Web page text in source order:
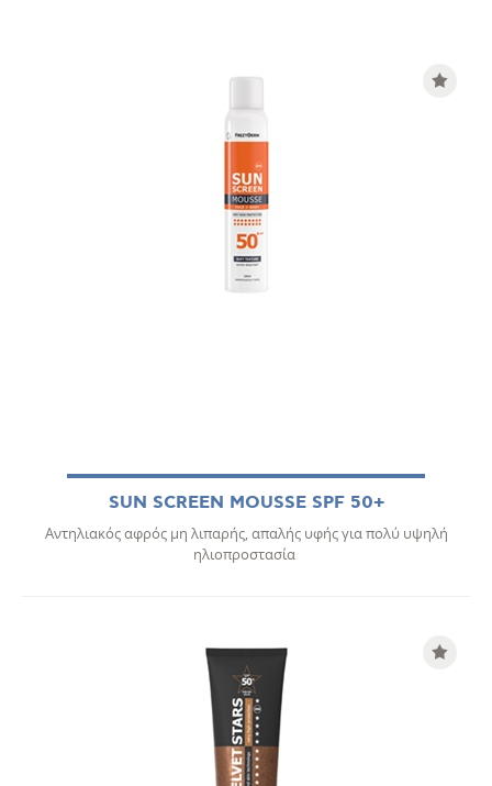
SUN SCREEN MOUSSE SPF 50+
Αντηλιακός αφρός μη λιπαρής, απαλής υφής για πολύ υψηλή
ηλιοπροστασία